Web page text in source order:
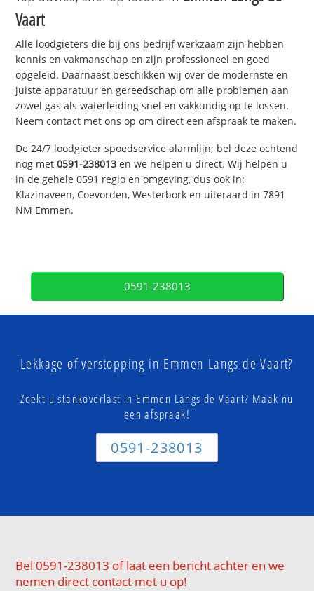
Vaart
Alle loodgieters die bij ons bedrijf werkzaam zijn hebben
kennis en vakmanschap en zijn professioneel en goed
opgeleid. Daarnaast beschikken wij over de modernste en
juiste apparatuur en gereedschap om alle problemen aan
zowel gas als waterleiding snel en vakkundig op te lossen.
Neem contact met ons op om direct een afspraak te maken.
De 24/7 loodgieter spoedservice alarmlijn; bel deze ochtend
nog met0591-238013 en we helpen u direct. Wij helpen u
in de gehele 0591 regio en omgeving, dus ook in:
Klazinaveen, Coevorden, Westerbork en uiteraard in 7891
NM Emmen.
0591-238013
Lekkage of verstopping in Emmen Langs de Vaart?
Zoekt u stankoverlast in Emmen Langs de Vaart? Maak nu
een afspraak!
0591-238013
Bel 0591-238013 of laat een bericht achter en we
nemen direct contact met u op!